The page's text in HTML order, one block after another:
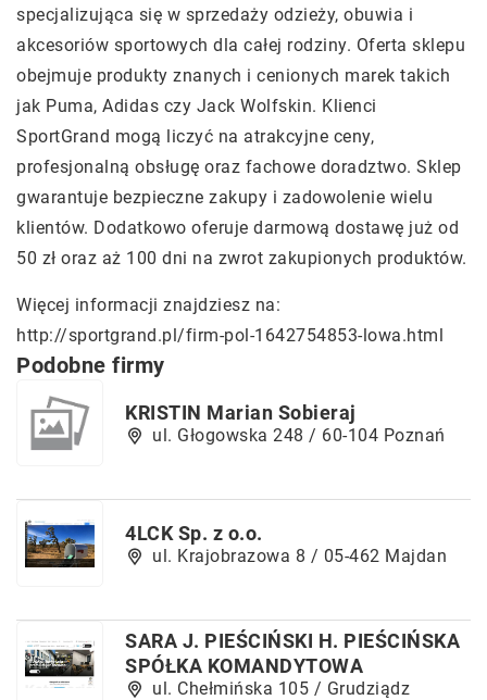
specjalizująca się w sprzedaży odzieży, obuwia i
akcesoriów sportowych dla całej rodziny. Oferta sklepu
obejmuje produkty znanych i cenionych marek takich
jak Puma, Adidas czy Jack Wolfskin. Klienci
SportGrand mogą liczyć na atrakcyjne ceny,
profesjonalną obsługę oraz fachowe doradztwo. Sklep
gwarantuje bezpieczne zakupy i zadowolenie wielu
klientów. Dodatkowo oferuje darmową dostawę już od
50 zł oraz aż 100 dni na zwrot zakupionych produktów.
Więcej informacji znajdziesz na:
http://sportgrand.pl/firm-pol-1642754853-lowa.html
Podobne firmy
KRISTIN Marian Sobieraj
ul. Głogowska 248 / 60-104 Poznań
4LCK Sp. z o.o.
ul. Krajobrazowa 8 / 05-462 Majdan
SARA J. PIEŚCIŃSKI H. PIEŚCIŃSKA
SPÓŁKA KOMANDYTOWA
ul. Chełmińska 105 / Grudziądz